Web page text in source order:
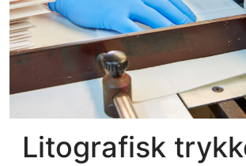
Litografisk